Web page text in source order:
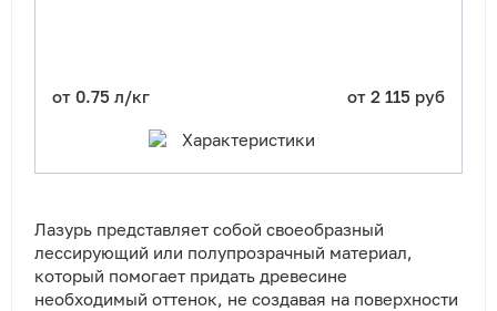
от 0.75 л/кг от 2 115 руб
Характеристики
Лазурь представляет собой своеобразный
лессирующий или полупрозрачный материал,
который помогает придать древесине
необходимый оттенок, не создавая на поверхности